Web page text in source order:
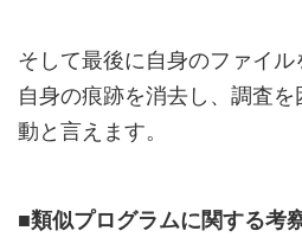
そして最後に自身のファイ
自身の痕跡を消去し、調査
動と言えます。
■類似プログラムに関する考